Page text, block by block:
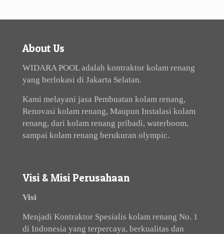
About Us
WIDARA POOL adalah kontraktor kolam renang
yang berlokasi di Jakarta Selatan.
Kami melayani jasa Pembuatan kolam renang,
Renovasi kolam renang, Maupun Instalasi kolam
renang, dari kolam renang pribadi, waterboom,
sampai kolam renang berukuran olympic.
Visi & Misi Perusahaan
Visi
Menjadi Kontraktor Spesialis kolam renang No. 1
di Indonesia yang terpercaya, berkualitas dan